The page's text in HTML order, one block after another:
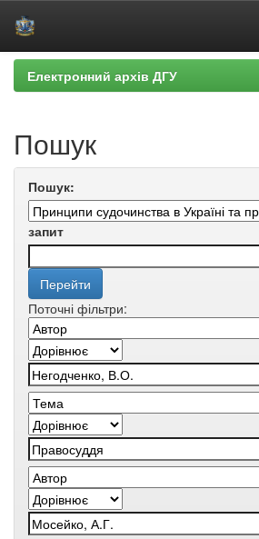
Skip
navigation
Електронний архів ДГУ
Пошук
Пошук:
запит
Поточні фільтри: